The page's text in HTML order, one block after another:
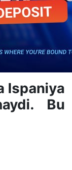
Ispaniya
Bu